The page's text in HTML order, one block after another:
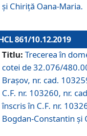
și Chiriță Oana-Maria.
861/10.12.2019
Titlu: Trecerea în
cotei de 32.076/
Brașov, nr. cad.
C.F. nr. 103260, nr.
înscris în C.F. nr.
Bogdan-Constantin și